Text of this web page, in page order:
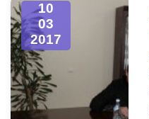
10
03
2017